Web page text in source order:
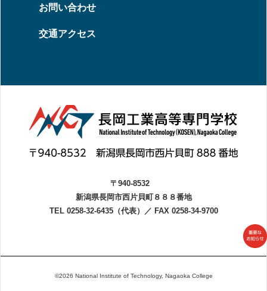
お問い合わせ
交通アクセス
〒940-8532
新潟県長岡市西片貝町８８８番地
TEL 0258-32-6435（代表）
／ FAX 0258-34-9700
©2026 National Institute of Technology, Nagaoka College